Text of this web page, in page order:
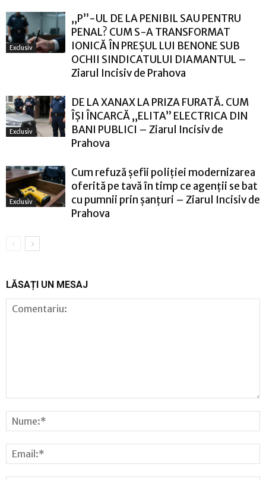
Exclusiv
„P”-UL DE LA PENIBIL SAU PENTRU
PENAL? CUM S-A TRANSFORMAT
IONICĂ ÎN PREȘUL LUI BENONE SUB
OCHII SINDICATULUI DIAMANTUL –
Ziarul Incisiv de Prahova
Exclusiv
DE LA XANAX LA PRIZA FURATĂ. CUM
ÎȘI ÎNCARCĂ „ELITA” ELECTRICA DIN
BANI PUBLICI – Ziarul Incisiv de
Prahova
Exclusiv
Cum refuză șefii poliției modernizarea
oferită pe tavă în timp ce agenții se bat
cu pumnii prin șanțuri – Ziarul Incisiv de
Prahova
LĂSAȚI UN MESAJ